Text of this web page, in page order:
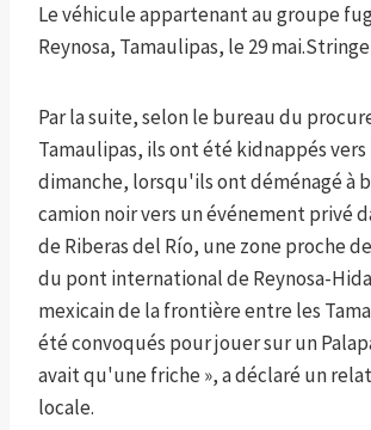
Le véhicule appartenant au groupe
Reynosa, Tamaulipas, le 29 mai.
Par la suite, selon le bureau du
Tamaulipas, ils ont été kidnappés vers
dimanche, lorsqu'ils ont déménagé à
camion noir vers un événement privé
de Riberas del Río, une zone proche
du pont international de Reynosa-
mexicain de la frontière entre les
été convoqués pour jouer sur un
avait qu'une friche », a déclaré un
locale.